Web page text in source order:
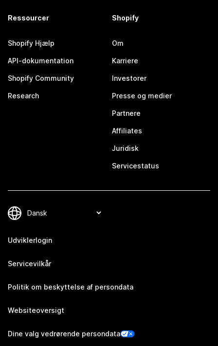
Ressourcer
Shopify Hjælp
API-dokumentation
Shopify Community
Research
Shopify
Om
Karriere
Investorer
Presse og medier
Partnere
Affiliates
Juridisk
Servicestatus
Udviklerlogin
Servicevilkår
Politik om beskyttelse af persondata
Websiteoversigt
Dine valg vedrørende persondata